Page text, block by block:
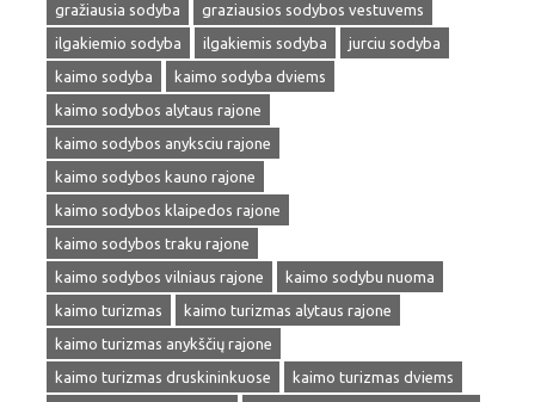
gražiausia sodyba
graziausios sodybos vestuvems
ilgakiemio sodyba
ilgakiemis sodyba
jurciu sodyba
kaimo sodyba
kaimo sodyba dviems
kaimo sodybos alytaus rajone
kaimo sodybos anyksciu rajone
kaimo sodybos kauno rajone
kaimo sodybos klaipedos rajone
kaimo sodybos traku rajone
kaimo sodybos vilniaus rajone
kaimo sodybu nuoma
kaimo turizmas
kaimo turizmas alytaus rajone
kaimo turizmas anykščių rajone
kaimo turizmas druskininkuose
kaimo turizmas dviems